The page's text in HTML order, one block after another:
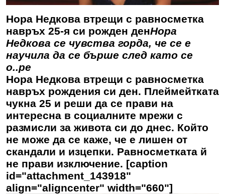
Нора Недкова втрещи с равносметка
навръх 25-я си рожден денНора
Недкова се чувства горда, че се е
научила да се бърше след като се
о..ре
Нора Недкова втрещи с равносметка
навръх рождения си ден. Плеймейтката
чукна 25 и реши да се прави на
интересна в социалните мрежи с
размисли за живота си до днес. Който
не може да се каже, че е лишен от
скандали и изцепки. Равносметката й
не прави изключение. [caption
id="attachment_143918"
align="aligncenter" width="660"]